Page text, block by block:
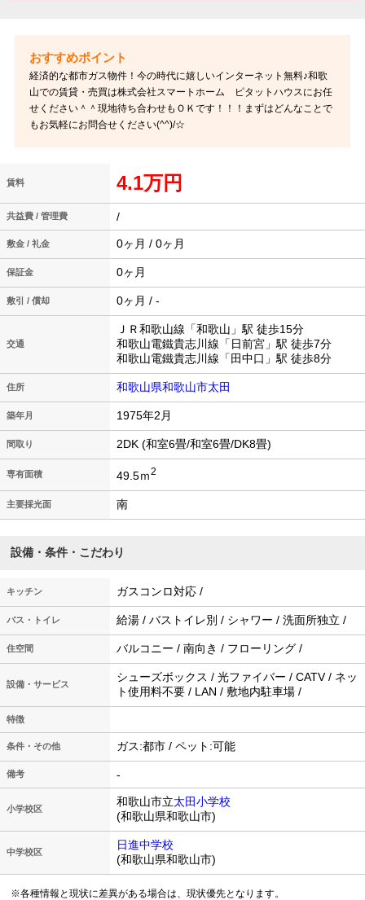
経済的な都市ガス物件！今の時代に嬉しいインターネット無料♪和歌
山での賃貸・売買は株式会社スマートホーム ピタットハウスにお任
せください＾＾現地待ち合わせもＯＫです！！！まずはどんなことで
もお気軽にお問合せください(^^)/☆
賃料 4.1万円
共益費 / 管理費 /
敷金 / 礼金 0ヶ月 / 0ヶ月
保証金 0ヶ月
敷引 / 償却 0ヶ月 / -
交通
ＪＲ和歌山線「和歌山」駅 徒歩15分
和歌山電鐵貴志川線「日前宮」駅 徒歩7分
和歌山電鐵貴志川線「田中口」駅 徒歩8分
住所 和歌山県和歌山市太田
築年月 1975年2月
間取り 2DK (和室6畳/和室6畳/DK8畳)
専有面積 49.5ｍ2
主要採光面 南
設備・条件・こだわり
キッチン ガスコンロ対応 /
バス・トイレ 給湯 / バストイレ別 / シャワー / 洗面所独立 /
住空間 バルコニー / 南向き / フローリング /
設備・サービス
シューズボックス / 光ファイバー / CATV / ネッ
ト使用料不要 / LAN / 敷地内駐車場 /
特徴
条件・その他 ガス:都市 / ペット:可能
備考 -
小学校区
和歌山市立太田小学校
(和歌山県和歌山市)
中学校区
日進中学校
(和歌山県和歌山市)
※各種情報と現状に差異がある場合は、現状優先となります。